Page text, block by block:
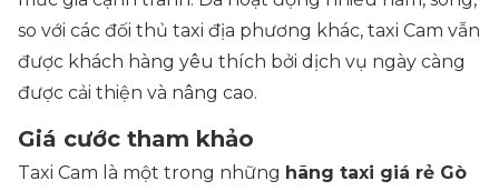
so với các đối thủ taxi địa phương khác, taxi Cam vẫn
được khách hàng yêu thích bởi dịch vụ ngày càng
được cải thiện và nâng cao.
Giá cước tham khảo
Taxi Cam là một trong những hãng taxi giá rẻ Gò